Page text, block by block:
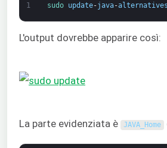
1 sudo update-java-alternatives
L'output dovrebbe apparire così:
La parte evidenziata è JAVA_Home